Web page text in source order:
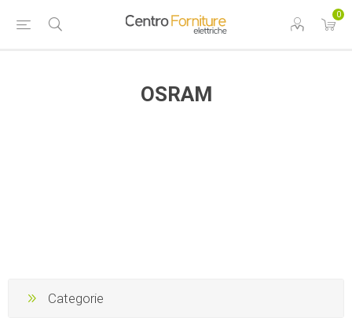
0
OSRAM
Categorie